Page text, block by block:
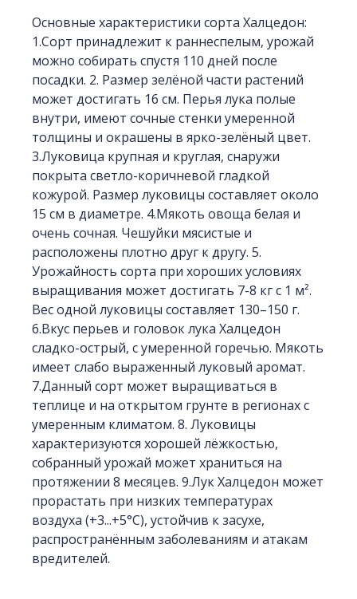
Основные характеристики сорта Халцедон:
1.Сорт принадлежит к раннеспелым, урожай
можно собирать спустя 110 дней после
посадки. 2. Размер зелёной части растений
может достигать 16 см. Перья лука полые
внутри, имеют сочные стенки умеренной
толщины и окрашены в ярко-зелёный цвет.
3.Луковица крупная и круглая, снаружи
покрыта светло-коричневой гладкой
кожурой. Размер луковицы составляет около
15 см в диаметре. 4.Мякоть овоща белая и
очень сочная. Чешуйки мясистые и
расположены плотно друг к другу. 5.
Урожайность сорта при хороших условиях
выращивания может достигать 7-8 кг с 1 м².
Вес одной луковицы составляет 130–150 г.
6.Вкус перьев и головок лука Халцедон
сладко-острый, с умеренной горечью. Мякоть
имеет слабо выраженный луковый аромат.
7.Данный сорт может выращиваться в
теплице и на открытом грунте в регионах с
умеренным климатом. 8. Луковицы
характеризуются хорошей лёжкостью,
собранный урожай может храниться на
протяжении 8 месяцев. 9.Лук Халцедон может
прорастать при низких температурах
воздуха (+3...+5°С), устойчив к засухе,
распространённым заболеваниям и атакам
вредителей.